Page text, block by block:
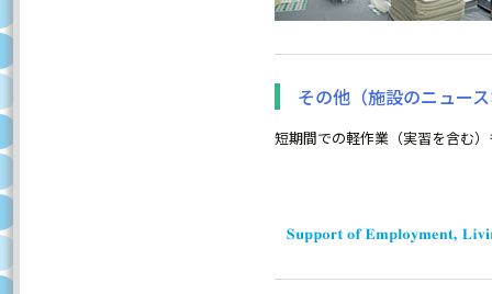
その他（施設のニュー
短期間での軽作業（実習を含む